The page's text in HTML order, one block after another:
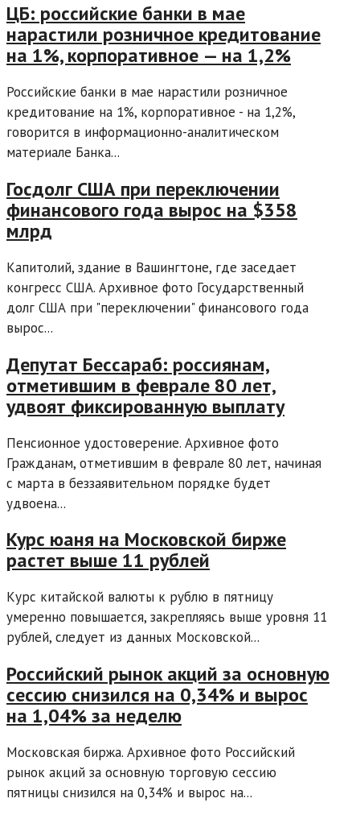
ЦБ: российские банки в мае
нарастили розничное кредитование
на 1%, корпоративное — на 1,2%
Российские банки в мае нарастили розничное
кредитование на 1%, корпоративное - на 1,2%,
говорится в информационно-аналитическом
материале Банка...
Госдолг США при переключении
финансового года вырос на $358
млрд
Капитолий, здание в Вашингтоне, где заседает
конгресс США. Архивное фото Государственный
долг США при "переключении" финансового года
вырос...
Депутат Бессараб: россиянам,
отметившим в феврале 80 лет,
удвоят фиксированную выплату
Пенсионное удостоверение. Архивное фото
Гражданам, отметившим в феврале 80 лет, начиная
с марта в беззаявительном порядке будет
удвоена...
Курс юаня на Московской бирже
растет выше 11 рублей
Курс китайской валюты к рублю в пятницу
умеренно повышается, закрепляясь выше уровня 11
рублей, следует из данных Московской...
Российский рынок акций за основную
сессию снизился на 0,34% и вырос
на 1,04% за неделю
Московская биржа. Архивное фото Российский
рынок акций за основную торговую сессию
пятницы снизился на 0,34% и вырос на...